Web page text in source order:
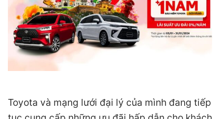
Toyota và mạng lưới đại lý của mình đang tiếp